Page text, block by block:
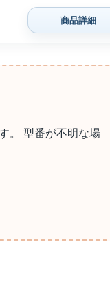
商品詳細
。 型番が不明な場